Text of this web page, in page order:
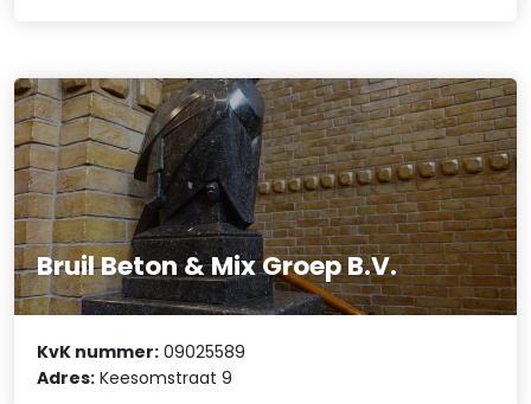
Bruil Beton & Mix Groep B.V.
KvK nummer: 09025589
Adres: Keesomstraat 9